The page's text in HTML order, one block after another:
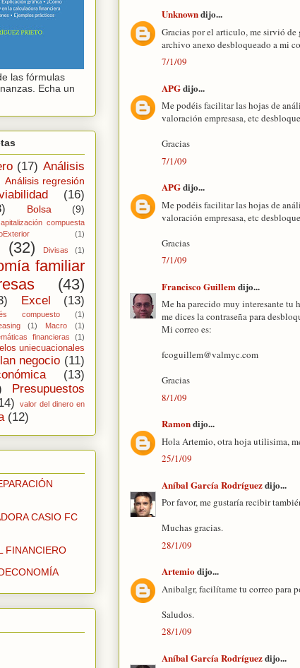
Unknowndijo...
Gracias por el articulo, me sirvió
archivo anexo desbloqueado a mi
7/1/09
APGdijo...
Me podéis facilitar las hojas de
valoración empresasa, etc
Gracias
7/1/09
APGdijo...
Me podéis facilitar las hojas de
valoración empresasa, etc
Gracias
7/1/09
Francisco Guillem dijo...
Me ha parecido muy interesante tu
me dices la contraseña para
Mi correo es:
fcoguillem@valmyc.com
Gracias
8/1/09
Ramondijo...
Hola Artemio, otra hoja utilisima,
25/1/09
Aníbal García Rodríguezdijo...
Por favor, me gustaría recibir
Muchas gracias.
28/1/09
Artemiodijo...
Anibalgr, facilítame tu correo para
Saludos.
28/1/09
Aníbal García Rodríguezdijo...
las fórmulas
Echa un
(17) Análisis
Análisis regresión
(16)
Bolsa
(9)
compuesta
(1)
(32) Divisas (1)
familiar
(43)
Excel (13)
compuesto (1)
(1) Macro (1)
financieras
(1)
uniecuacionales
negocio (11)
(13)
Presupuestos
valor del dinero en
(12)
CASIO FC
FINANCIERO